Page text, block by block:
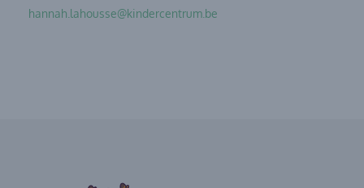
hannah.lahousse@kindercentrum.be